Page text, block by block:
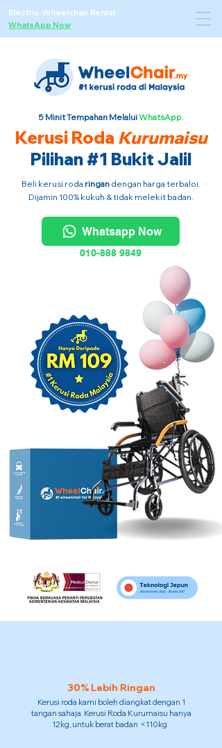
Electric-Wheelchair Rental ·
WhatsApp Now
5 Minit Tempahan MelaluiWhatsApp.
Kerusi Roda Kurumaisu
Pilihan #1 Bukit Jalil
Beli kerusi roda ringan dengan harga terbaloi.
Dijamin 100% kukuh & tidak melekit badan.
Whatsapp Now
010-888 9849
30% Lebih Ringan
Kerusi roda kami boleh diangkat dengan 1
tangan sahaja. Kerusi Roda Kurumaisu hanya
12kg, untuk berat badan <110kg.